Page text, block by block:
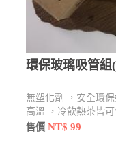
環保玻璃吸管組
無塑化劑 ，安全環
高溫 ，冷飲熱茶皆
售價NT$ 99